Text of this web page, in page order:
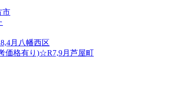
市
月八幡西区
価格有り)☆R7,9月芦屋町